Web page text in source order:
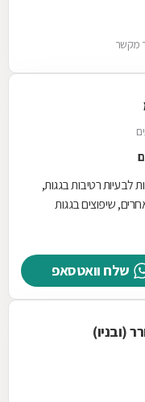
מקשר
רטיבות בגגות,
שיפוצים בגגות
שלח וואטסאפ
(ובניו)